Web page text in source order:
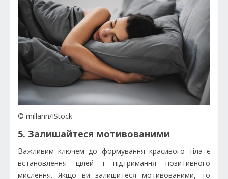
© millann/IStock
5. Залишайтеся мотивованими
Важливим ключем до формування красивого тіла є
встановлення цілей і підтримання позитивного
мислення. Якщо ви залишитеся мотивованими, то